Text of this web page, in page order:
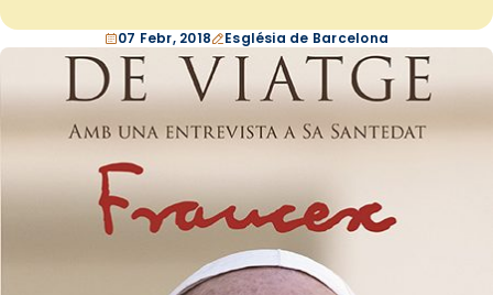
07 Febr, 2018 Església de Barcelona